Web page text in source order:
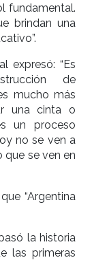
fundamental.
brindan una
expresó: “Es
de
mucho más
una cinta o
un proceso
no se ven a
que se ven en
“Argentina
la historia
las primeras